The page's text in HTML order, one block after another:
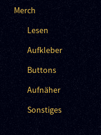
Merch
Lesen
Aufkleber
Buttons
Aufnäher
Sonstiges